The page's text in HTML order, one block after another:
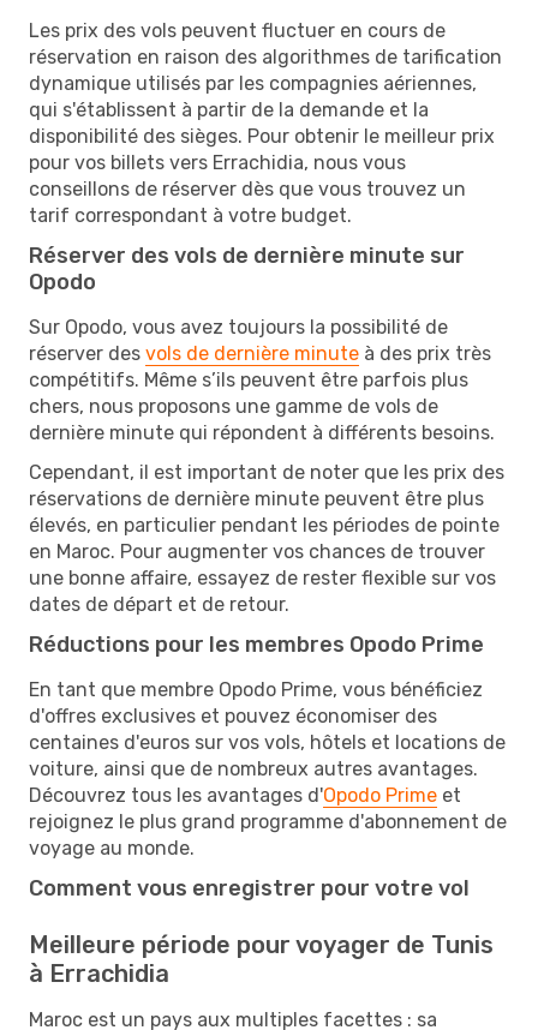
Les prix des vols peuvent fluctuer en cours de
réservation en raison des algorithmes de tarification
dynamique utilisés par les compagnies aériennes,
qui s'établissent à partir de la demande et la
disponibilité des sièges. Pour obtenir le meilleur prix
pour vos billets vers Errachidia, nous vous
conseillons de réserver dès que vous trouvez un
tarif correspondant à votre budget.
Réserver des vols de dernière minute sur
Opodo
Sur Opodo, vous avez toujours la possibilité de
réserver des vols de dernière minute à des prix très
compétitifs. Même s’ils peuvent être parfois plus
chers, nous proposons une gamme de vols de
dernière minute qui répondent à différents besoins.
Cependant, il est important de noter que les prix des
réservations de dernière minute peuvent être plus
élevés, en particulier pendant les périodes de pointe
en Maroc. Pour augmenter vos chances de trouver
une bonne affaire, essayez de rester flexible sur vos
dates de départ et de retour.
Réductions pour les membres Opodo Prime
En tant que membre Opodo Prime, vous bénéficiez
d'offres exclusives et pouvez économiser des
centaines d'euros sur vos vols, hôtels et locations de
voiture, ainsi que de nombreux autres avantages.
Découvrez tous les avantages d'Opodo Prime et
rejoignez le plus grand programme d'abonnement de
voyage au monde.
Comment vous enregistrer pour votre vol
Meilleure période pour voyager de Tunis
à Errachidia
Maroc est un pays aux multiples facettes : sa